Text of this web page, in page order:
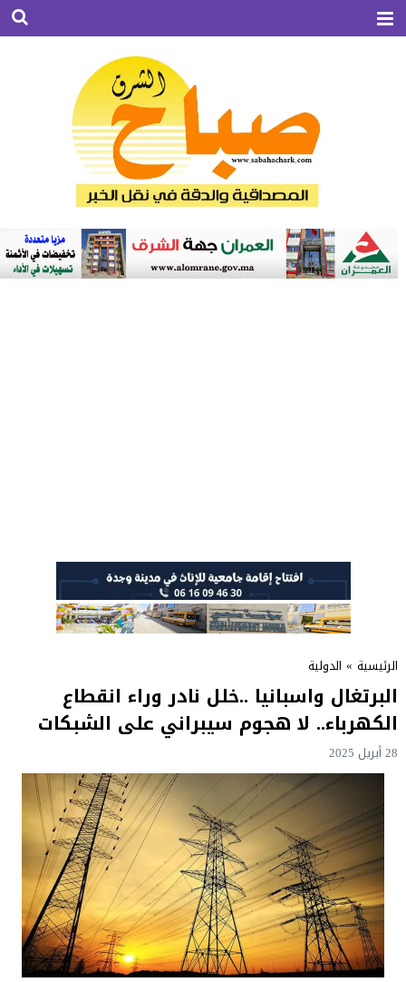
الرئيسية » الدولية
البرتغال واسبانيا ..خلل نادر وراء انقطاع
الكهرباء.. لا هجوم سيبراني على الشبكات
28 أبريل 2025